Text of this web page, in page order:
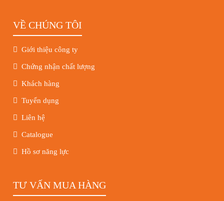
VỀ CHÚNG TÔI
Giới thiệu công ty
Chứng nhận chất lượng
Khách hàng
Tuyển dụng
Liên hệ
Catalogue
Hồ sơ năng lực
TƯ VẤN MUA HÀNG